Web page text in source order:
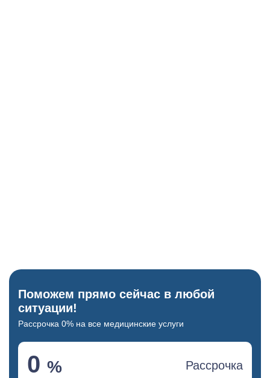
Поможем прямо сейчас в любой
ситуации!
Рассрочка 0% на все медицинские услуги
0 % Рассрочка